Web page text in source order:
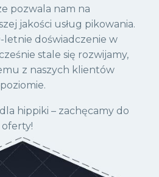
pozwala nam na
jakości usług pikowania.
letnie doświadczenie w
stale się rozwijamy,
z naszych klientów
hippiki – zachęcamy do
oferty!